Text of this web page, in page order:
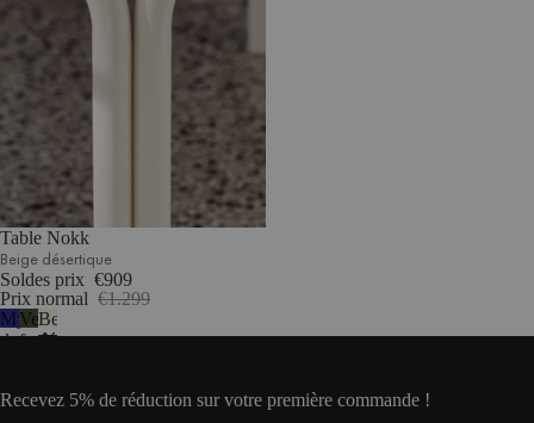
Table Nokk
Beige désertique
Soldes prix €909
Prix normal €1.299
Myrtille
douce
Vert
forêt
Beige
désertique
Recevez 5% de réduction sur votre première commande !